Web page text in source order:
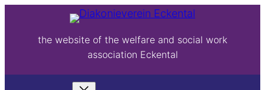
the website of the welfare and social work
association Eckental